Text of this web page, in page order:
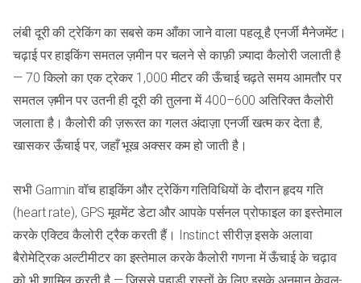
लंबी दूरी की ट्रेकिंग का सबसे कम आँका जाने वाला पहलू है एनर्जी मैनेजमेंट।
चढ़ाई पर हाइकिंग समतल ज़मीन पर चलने से काफ़ी ज़्यादा कैलोरी जलाती है
— 70 किलो का एक ट्रेकर 1,000 मीटर की ऊँचाई चढ़ते समय आमतौर पर
समतल ज़मीन पर उतनी ही दूरी की तुलना में 400–600 अतिरिक्त कैलोरी
जलाता है। कैलोरी की ज़रूरत का गलत अंदाज़ा एनर्जी खत्म कर देता है,
खासकर ऊँचाई पर, जहाँ भूख अक्सर कम हो जाती है।
सभी Garmin वॉच हाइकिंग और ट्रेकिंग गतिविधियों के दौरान हृदय गति
(heart rate), GPS मूवमेंट डेटा और आपके पर्सनल प्रोफाइल का इस्तेमाल
करके एक्टिव कैलोरी ट्रैक करती हैं। Instinct सीरीज़ इसके अलावा
बैरोमेट्रिक अल्टीमीटर का इस्तेमाल करके कैलोरी गणना में ऊँचाई के चढ़ाव